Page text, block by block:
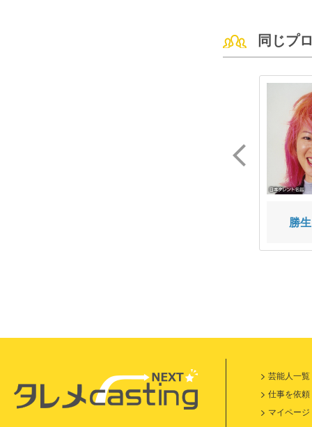
同じプ
勝
芸能人一覧
仕事を依頼
マイページ